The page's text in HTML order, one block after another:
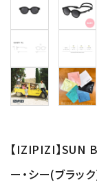
コンテンツ
INFORMATION
ACCOUNT MENU
ようこそ 会員名 様
meeting_room ログイン
【IZIPIZI】SUN
ー・シー(ブラッ